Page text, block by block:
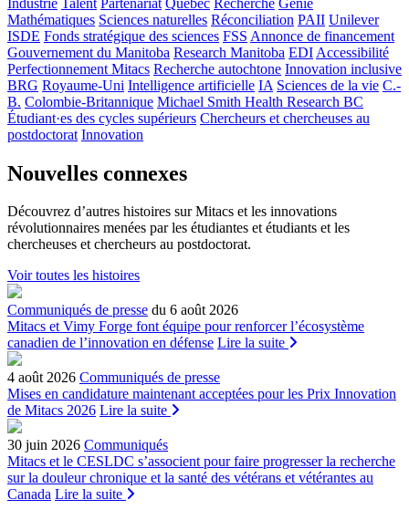
Mathématiques Sciences naturelles Réconciliation PAII Unilever
ISDE Fonds stratégique des sciences FSS Annonce de financement
Gouvernement du Manitoba Research Manitoba EDI Accessibilité
Perfectionnement Mitacs Recherche autochtone Innovation inclusive
BRG Royaume-Uni Intelligence artificielle IA Sciences de la vie C.-
B. Colombie-Britannique Michael Smith Health Research BC
Étudiant·es des cycles supérieurs Chercheurs et chercheuses au
postdoctorat Innovation
Nouvelles connexes
Découvrez d’autres histoires sur Mitacs et les innovations
révolutionnaires menées par les étudiantes et étudiants et les
chercheuses et chercheurs au postdoctorat.
Voir toutes les histoires
Communiqués de presse du 6 août 2026
Mitacs et Vimy Forge font équipe pour renforcer l’écosystème
canadien de l’innovation en défense Lire la suite
4 août 2026 Communiqués de presse
Mises en candidature maintenant acceptées pour les Prix Innovation
de Mitacs 2026 Lire la suite
30 juin 2026 Communiqués
Mitacs et le CESLDC s’associent pour faire progresser la recherche
sur la douleur chronique et la santé des vétérans et vétérantes au
Canada Lire la suite